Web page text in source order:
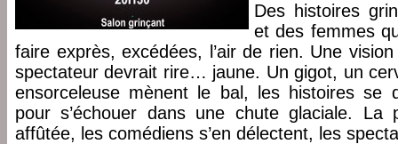
Des histoires
et des femmes
faire exprès, excédées, l’air de rien. Une
spectateur devrait rire… jaune. Un gigot, un
ensorceleuse mènent le bal, les histoires se
pour s’échouer dans une chute glaciale.
affûtée, les comédiens s’en délectent, les